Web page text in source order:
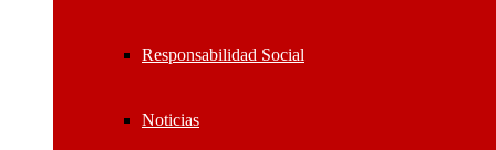
Responsabilidad Social
Noticias